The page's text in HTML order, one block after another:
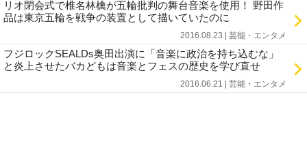
リオ閉会式で椎名林檎が五輪批判の舞台音楽を使用！ 野田作
品は東京五輪を戦争の装置として描いていたのに
2016.08.23 | 芸能・エンタメ
フジロックSEALDs奥田出演に「音楽に政治を持ち込むな」
と炎上させたバカどもは音楽とフェスの歴史を学び直せ
2016.06.21 | 芸能・エンタメ